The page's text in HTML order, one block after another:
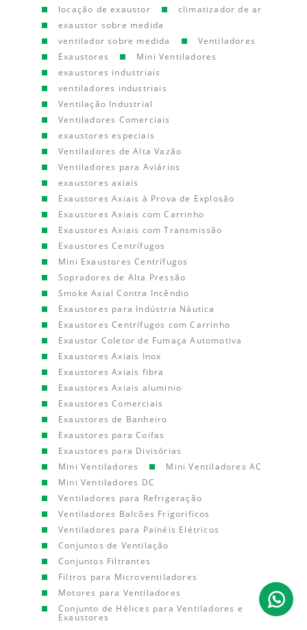
locação de exaustor
climatizador de ar
exaustor sobre medida
ventilador sobre medida
Ventiladores
Exaustores
Mini Ventiladores
exaustores industriais
ventiladores industriais
Ventilação Industrial
Ventiladores Comerciais
exaustores especiais
Ventiladores de Alta Vazão
Ventiladores para Aviários
exaustores axiais
Exaustores Axiais à Prova de Explosão
Exaustores Axiais com Carrinho
Exaustores Axiais com Transmissão
Exaustores Centrífugos
Mini Exaustores Centrífugos
Sopradores de Alta Pressão
Smoke Axial Contra Incêndio
Exaustores para Indústria Náutica
Exaustores Centrífugos com Carrinho
Exaustor Coletor de Fumaça Automotiva
Exaustores Axiais Inox
Exaustores Axiais fibra
Exaustores Axiais aluminio
Exaustores Comerciais
Exaustores de Banheiro
Exaustores para Coifas
Exaustores para Divisórias
Mini Ventiladores
Mini Ventiladores AC
Mini Ventiladores DC
Ventiladores para Refrigeração
Ventiladores Balcões Frigorificos
Ventiladores para Painéis Elétricos
Conjuntos de Ventilação
Conjuntos Filtrantes
Filtros para Microventiladores
Motores para Ventiladores
Conjunto de Hélices para Ventiladores e
Exaustores